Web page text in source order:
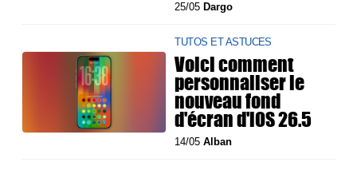
25/05 Dargo
TUTOS ET ASTUCES
Voici comment
personnaliser le
nouveau fond
d'écran d'iOS 26.5
14/05Alban